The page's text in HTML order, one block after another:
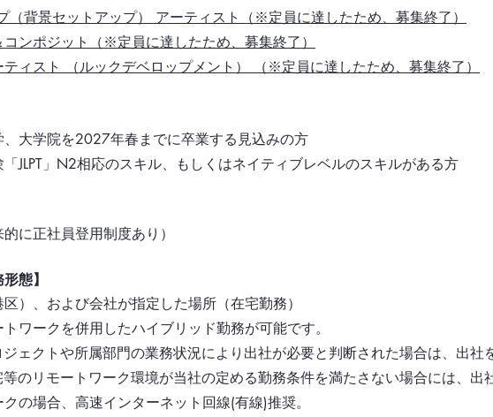
（背景セットアップ） アーティスト（※定員に達したため、募集終了）
ンポジット
（※定員に達したため、募集終了）
ィスト （ルックデベロップメント）
（※定員に達したため、募集終了）
、大学院を2027年春までに卒業する見込みの方
JLPT」N2相応のスキル、もしくはネイティブレベルのスキルがある方
に正社員登用制度あり）
態】
）、および会社が指定した場所（在宅勤務）
ワークを併用したハイブリッド勤務が可能です。
ェクトや所属部門の業務状況により出社が必要と判断された場合は、出社
のリモートワーク環境が当社の定める勤務条件を満たさない場合には、出
の場合、高速インターネット回線(有線)推奨。